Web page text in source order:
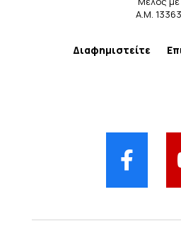
Α.Μ. 13363
Διαφημιστείτε